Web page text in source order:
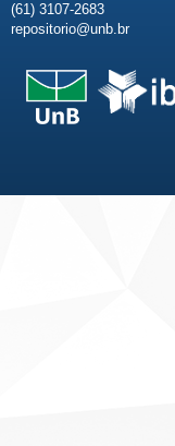
(61) 3107-2683
repositorio@unb.br